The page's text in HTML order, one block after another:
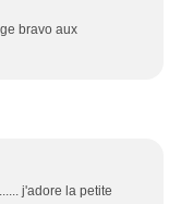
bravo aux
j'adore la petite